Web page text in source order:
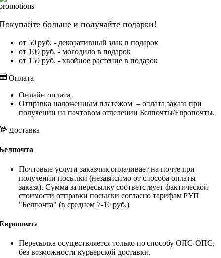
больше и получайте подарки!
от 50 руб. - декоративный злак в подарок
от 100 руб. - молодило в подарок
от 150 руб. - хвойное растение в подарок
Оплата
Онлайн оплата.
Отправка наложенным платежом – оплата заказа при
получении на почтовом отделении Белпочты/Европочты.
Доставка
Почтовые услуги заказчик оплачивает на почте при
получении посылки (независимо от способа оплаты
заказа). Сумма за пересылку соответствует фактической
стоимости отправки посылки согласно тарифам РУП
"Белпочта" (в среднем 7-10 руб.)
Пересылка осуществляется только по способу ОПС-ОПС,
без возможности курьерской доставки.